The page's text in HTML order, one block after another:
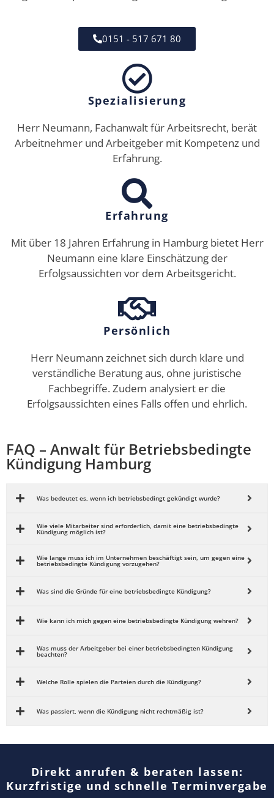
0151 - 517 671 80
Spezialisierung
Herr Neumann, Fachanwalt für Arbeitsrecht, berät
Arbeitnehmer und Arbeitgeber mit Kompetenz und
Erfahrung.
Erfahrung
Mit über 18 Jahren Erfahrung in Hamburg bietet Herr
Neumann eine klare Einschätzung der
Erfolgsaussichten vor dem Arbeitsgericht.
Persönlich
Herr Neumann zeichnet sich durch klare und
verständliche Beratung aus, ohne juristische
Fachbegriffe. Zudem analysiert er die
Erfolgsaussichten eines Falls offen und ehrlich.
FAQ – Anwalt für Betriebsbedingte
Kündigung Hamburg
Was bedeutet es, wenn ich betriebsbedingt gekündigt wurde?
Wie viele Mitarbeiter sind erforderlich, damit eine betriebsbedingte
Kündigung möglich ist?
Wie lange muss ich im Unternehmen beschäftigt sein, um gegen eine
betriebsbedingte Kündigung vorzugehen?
Was sind die Gründe für eine betriebsbedingte Kündigung?
Wie kann ich mich gegen eine betriebsbedingte Kündigung wehren?
Was muss der Arbeitgeber bei einer betriebsbedingten Kündigung
beachten?
Welche Rolle spielen die Parteien durch die Kündigung?
Was passiert, wenn die Kündigung nicht rechtmäßig ist?
Direkt anrufen & beraten lassen:
Kurzfristige und schnelle Terminvergabe